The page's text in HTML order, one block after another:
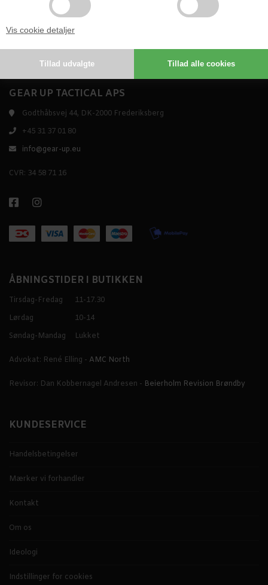
Vis cookie detaljer
0 anmeldelser
Produktet er endnu ikke anmeldt.
GEAR UP TACTICAL APS
Godthåbsvej 44, DK-2000 Frederiksberg
+45 31 37 01 80
info@gear-up.eu
CVR: 34 58 71 16
ÅBNINGSTIDER I BUTIKKEN
Tirsdag-Fredag
11-17.30
Lørdag
10-14
Søndag-Mandag
Lukket
Advokat: René Elling - AMC North
Revisor: Dan Kobbernagel Andresen - Beierholm Revision Brøndby
KUNDESERVICE
Handelsbetingelser
Mærker vi forhandler
Kontakt
Om os
Ideologi
Indstillinger for cookies